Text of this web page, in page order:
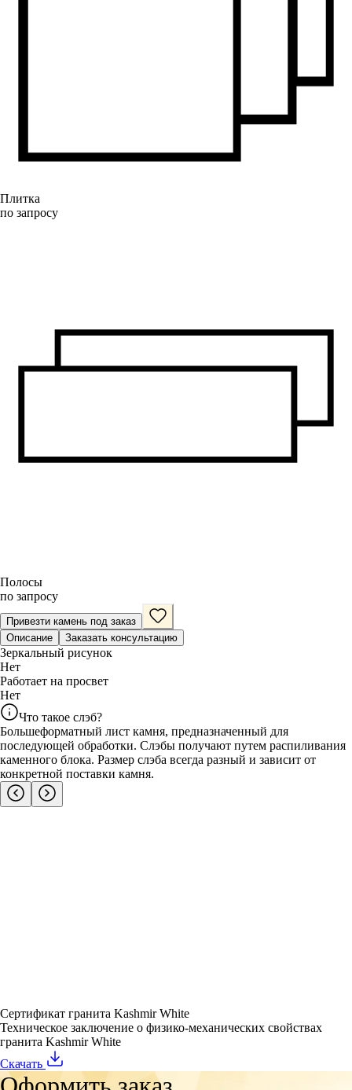
Плитка
по запросу
Полосы
по запросу
Привезти камень под заказ
Описание
Заказать консультацию
Зеркальный рисунок
Нет
Работает на просвет
Нет
Что такое слэб?
Большеформатный лист камня, предназначенный для
последующей обработки. Слэбы получают путем распиливания
каменного блока. Размер слэба всегда разный и зависит от
конкретной поставки камня.
Сертификат гранита Kashmir White
Техническое заключение о физико-механических свойствах
гранита Kashmir White
Скачать